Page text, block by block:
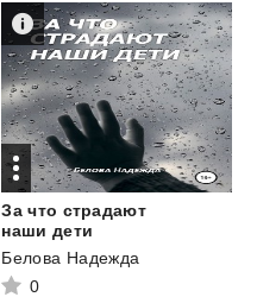
За что страдают
наши дети
Белова Надежда
0